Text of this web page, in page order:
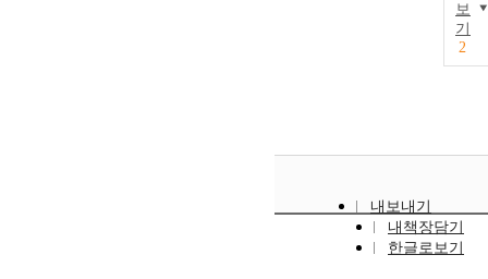
보
기
2
내보내기
내책장담기
한글로보기